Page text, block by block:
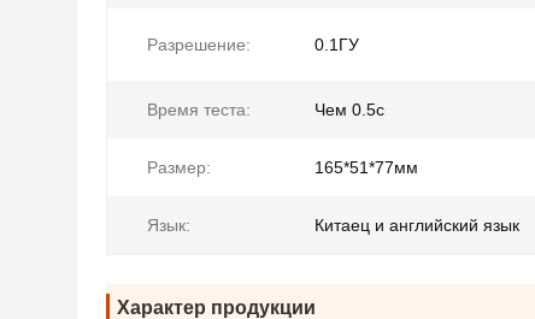
Разрешение: 0.1ГУ
Время теста: Чем 0.5с
Размер: 165*51*77мм
Язык: Китаец и английский язык
Характер продукции